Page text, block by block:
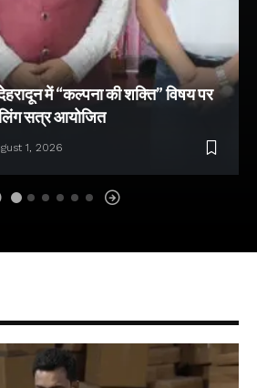
में “कल्पना की शक्ति” विषय पर
सत्र आयोजित
1, 2026